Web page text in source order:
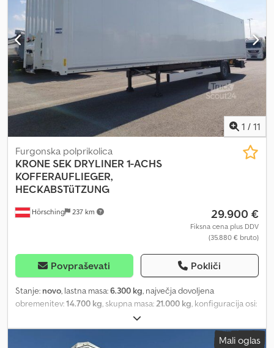
1 / 11
Hörsching 237 km
Furgonska polprikolica
KRONE SEK DRYLINER 1-ACHS
KOFFERAUFLIEGER,
HECKABSTüTZUNG
29.900 €
Fiksna cena plus DDV
(35.880 € bruto)
Povpraševati Pokliči
Stanje: novo, lastna masa:6.300 kg, največja dovoljena
obremenitev:14.700 kg, skupna masa:21.000 kg, konfiguracija osi:
ABS
kontejnerski priklopnik | Pritrdilne točke na straneh in pas za
pritrditev tovor | Portalna vrata | Nosilec rezervnega kolesa |Mali oglas